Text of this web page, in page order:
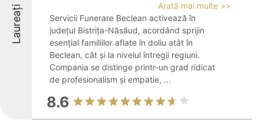
Laureați
Arată mai multe >>
Servicii Funerare Beclean activează în
județul Bistrița-Năsăud, acordând sprijin
esențial familiilor aflate în doliu atât în
Beclean, cât și la nivelul întregii regiuni.
Compania se distinge printr-un grad ridicat
de profesionalism și empatie, ...
8.6